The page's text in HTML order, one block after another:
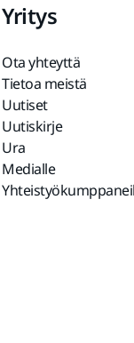
Yritys
Ota yhteyttä
Tietoa meistä
Uutiset
Uutiskirje
Ura
Medialle